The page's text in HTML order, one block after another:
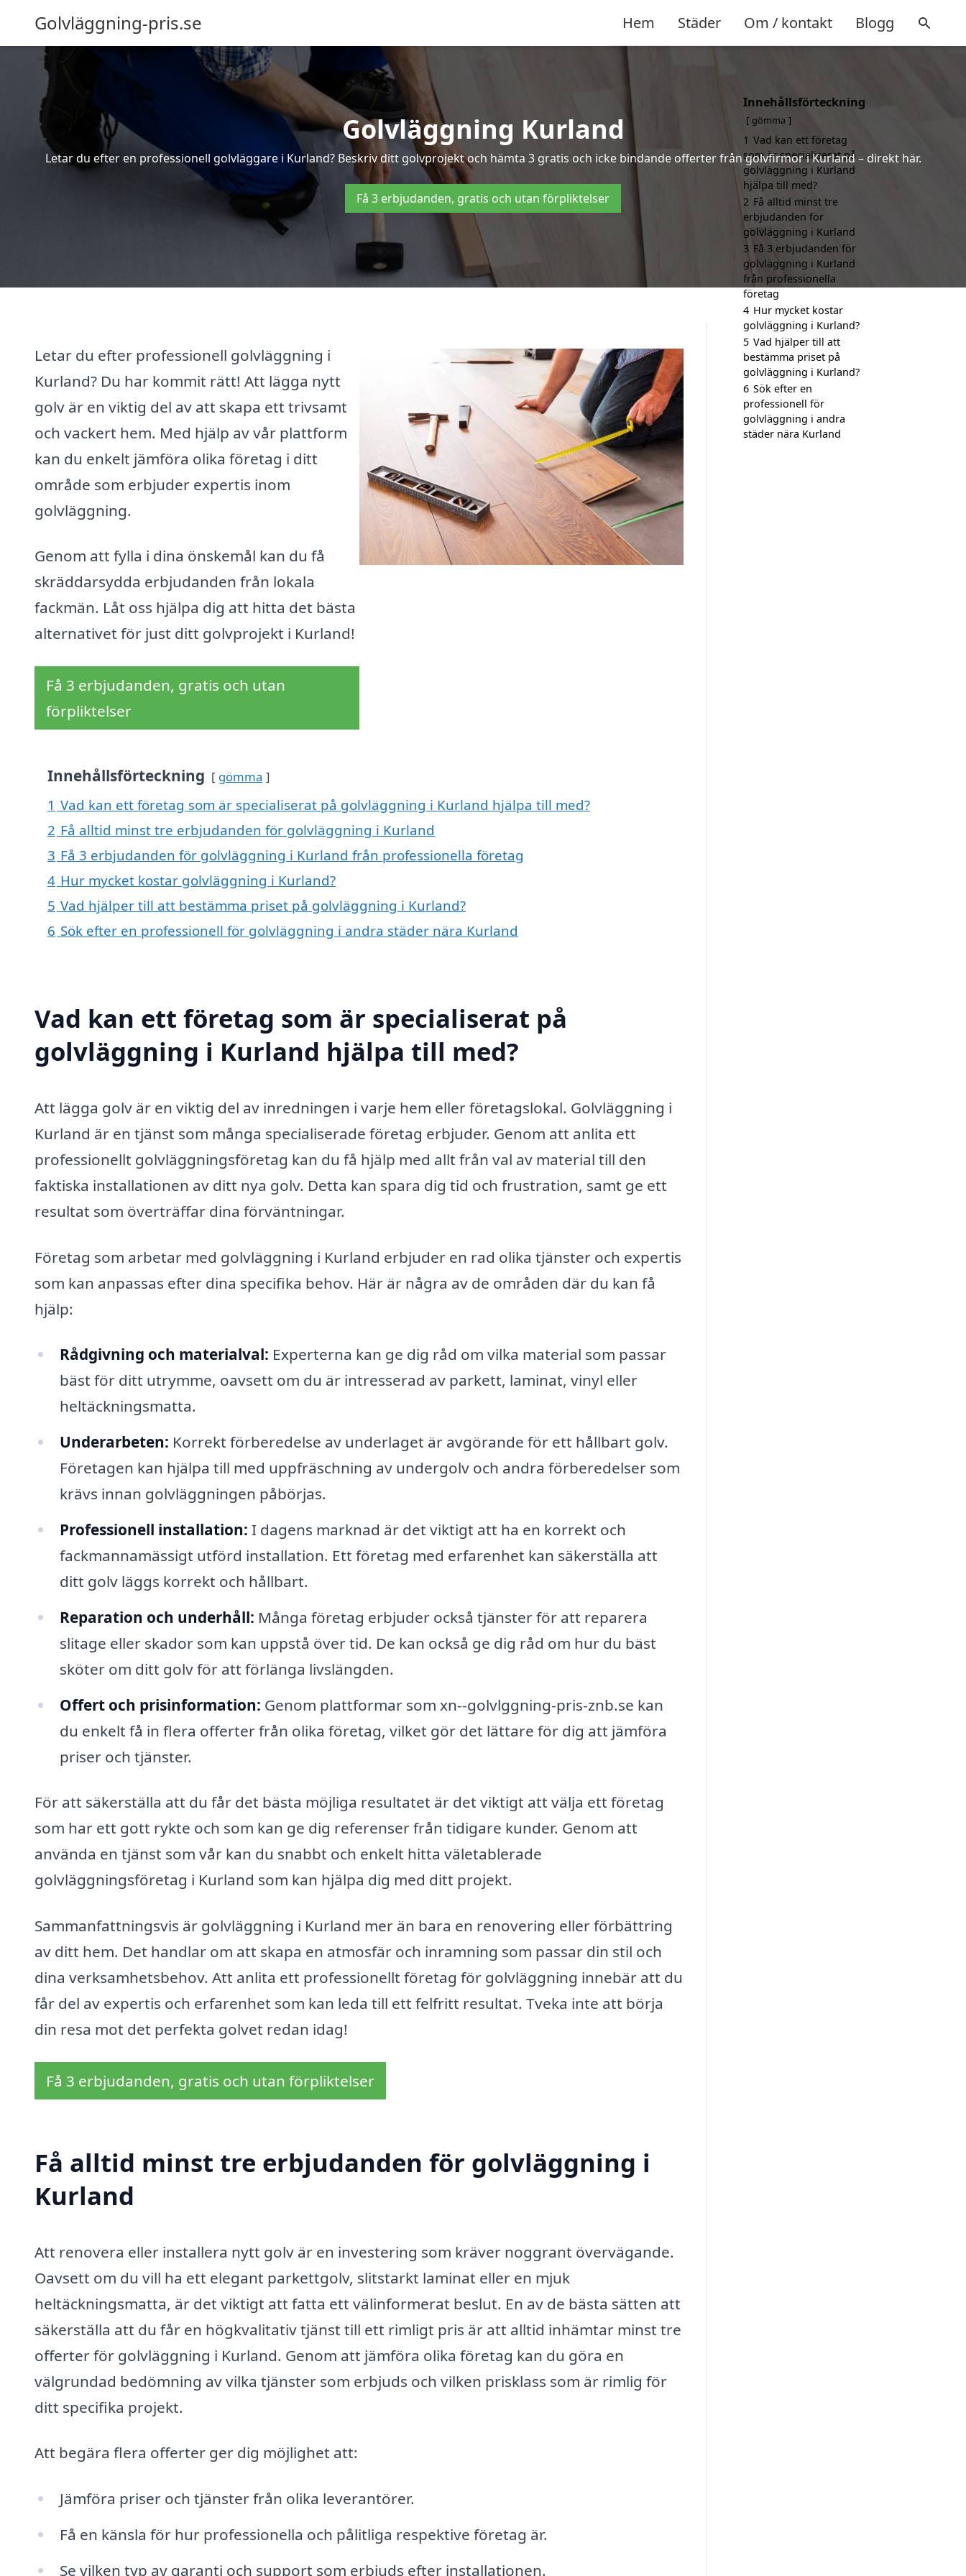
Golvläggning-pris.se Hem Städer Om / kontakt Blogg
Golvläggning Kurland
Letar du efter en professionell golvläggare i Kurland? Beskriv ditt golvprojekt och hämta 3 gratis och icke bindande offerter från golvfirmor i Kurland – direkt här.
Få 3 erbjudanden, gratis och utan förpliktelser
Letar du efter professionell golvläggning i
Kurland? Du har kommit rätt! Att lägga nytt
golv är en viktig del av att skapa ett trivsamt
och vackert hem. Med hjälp av vår plattform
kan du enkelt jämföra olika företag i ditt
område som erbjuder expertis inom
golvläggning.
Genom att fylla i dina önskemål kan du få
skräddarsydda erbjudanden från lokala
fackmän. Låt oss hjälpa dig att hitta det bästa
alternativet för just ditt golvprojekt i Kurland!
Få 3 erbjudanden, gratis och utan
förpliktelser
Innehållsförteckning gömma
1 Vad kan ett företag som är specialiserat på golvläggning i Kurland hjälpa till med?
2 Få alltid minst tre erbjudanden för golvläggning i Kurland
3 Få 3 erbjudanden för golvläggning i Kurland från professionella företag
4 Hur mycket kostar golvläggning i Kurland?
5 Vad hjälper till att bestämma priset på golvläggning i Kurland?
6 Sök efter en professionell för golvläggning i andra städer nära Kurland
Vad kan ett företag som är specialiserat på
golvläggning i Kurland hjälpa till med?
Att lägga golv är en viktig del av inredningen i varje hem eller företagslokal. Golvläggning i
Kurland är en tjänst som många specialiserade företag erbjuder. Genom att anlita ett
professionellt golvläggningsföretag kan du få hjälp med allt från val av material till den
faktiska installationen av ditt nya golv. Detta kan spara dig tid och frustration, samt ge ett
resultat som överträffar dina förväntningar.
Företag som arbetar med golvläggning i Kurland erbjuder en rad olika tjänster och expertis
som kan anpassas efter dina specifika behov. Här är några av de områden där du kan få
hjälp:
Rådgivning och materialval: Experterna kan ge dig råd om vilka material som passar
bäst för ditt utrymme, oavsett om du är intresserad av parkett, laminat, vinyl eller
heltäckningsmatta.
Underarbeten: Korrekt förberedelse av underlaget är avgörande för ett hållbart golv.
Företagen kan hjälpa till med uppfräschning av undergolv och andra förberedelser som
krävs innan golvläggningen påbörjas.
Professionell installation: I dagens marknad är det viktigt att ha en korrekt och
fackmannamässigt utförd installation. Ett företag med erfarenhet kan säkerställa att
ditt golv läggs korrekt och hållbart.
Reparation och underhåll: Många företag erbjuder också tjänster för att reparera
slitage eller skador som kan uppstå över tid. De kan också ge dig råd om hur du bäst
sköter om ditt golv för att förlänga livslängden.
Offert och prisinformation: Genom plattformar som xn--golvlggning-pris-znb.se kan
du enkelt få in flera offerter från olika företag, vilket gör det lättare för dig att jämföra
priser och tjänster.
För att säkerställa att du får det bästa möjliga resultatet är det viktigt att välja ett företag
som har ett gott rykte och som kan ge dig referenser från tidigare kunder. Genom att
använda en tjänst som vår kan du snabbt och enkelt hitta väletablerade
golvläggningsföretag i Kurland som kan hjälpa dig med ditt projekt.
Sammanfattningsvis är golvläggning i Kurland mer än bara en renovering eller förbättring
av ditt hem. Det handlar om att skapa en atmosfär och inramning som passar din stil och
dina verksamhetsbehov. Att anlita ett professionellt företag för golvläggning innebär att du
får del av expertis och erfarenhet som kan leda till ett felfritt resultat. Tveka inte att börja
din resa mot det perfekta golvet redan idag!
Få 3 erbjudanden, gratis och utan förpliktelser
Få alltid minst tre erbjudanden för golvläggning i
Kurland
Att renovera eller installera nytt golv är en investering som kräver noggrant övervägande.
Oavsett om du vill ha ett elegant parkettgolv, slitstarkt laminat eller en mjuk
heltäckningsmatta, är det viktigt att fatta ett välinformerat beslut. En av de bästa sätten att
säkerställa att du får en högkvalitativ tjänst till ett rimligt pris är att alltid inhämtar minst tre
offerter för golvläggning i Kurland. Genom att jämföra olika företag kan du göra en
välgrundad bedömning av vilka tjänster som erbjuds och vilken prisklass som är rimlig för
ditt specifika projekt.
Att begära flera offerter ger dig möjlighet att:
Jämföra priser och tjänster från olika leverantörer.
Få en känsla för hur professionella och pålitliga respektive företag är.
Se vilken typ av garanti och support som erbjuds efter installationen.
Innehållsförteckning
gömma
1 Vad kan ett företag
som är specialiserat på
golvläggning i Kurland
hjälpa till med?
2 Få alltid minst tre
erbjudanden för
golvläggning i Kurland
3 Få 3 erbjudanden för
golvläggning i Kurland
från professionella
företag
4 Hur mycket kostar
golvläggning i Kurland?
5 Vad hjälper till att
bestämma priset på
golvläggning i Kurland?
6 Sök efter en
professionell för
golvläggning i andra
städer nära Kurland